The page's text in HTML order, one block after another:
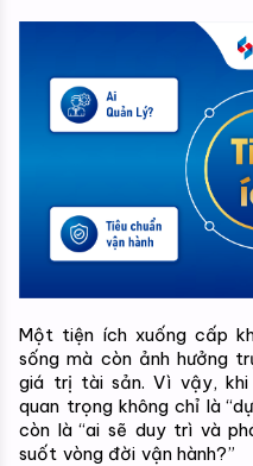
Một tiện ích xuống cấp
sống mà còn ảnh hưởng
giá trị tài sản. Vì vậy,
quan trọng không chỉ là
còn là “ai sẽ duy trì và
suốt vòng đời vận hành?”